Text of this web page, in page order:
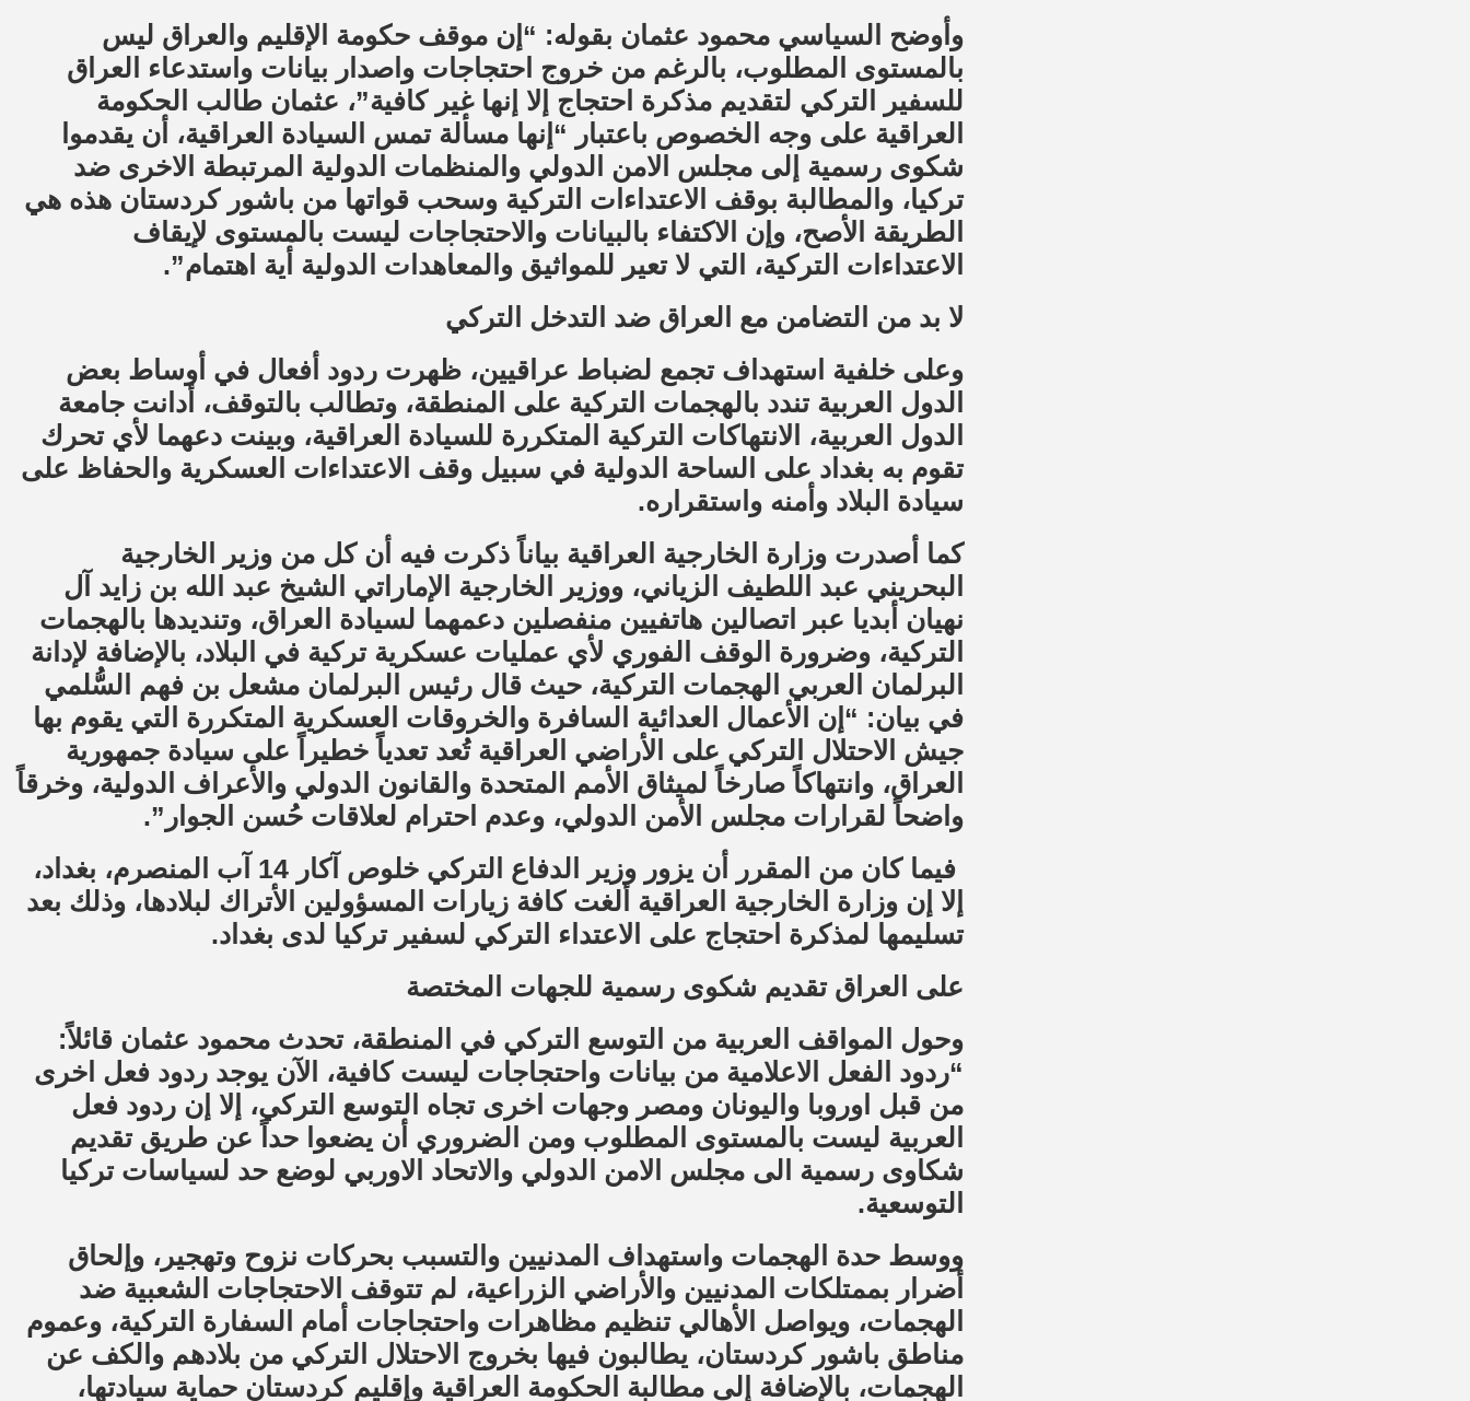
وأوضح السياسي محمود عثمان بقوله: “إن موقف حكومة الإقليم والعراق ليس
بالمستوى المطلوب، بالرغم من خروج احتجاجات واصدار بيانات واستدعاء العراق
للسفير التركي لتقديم مذكرة احتجاج إلا إنها غير كافية”، عثمان طالب الحكومة
العراقية على وجه الخصوص باعتبار “إنها مسألة تمس السيادة العراقية، أن يقدموا
شكوى رسمية إلى مجلس الامن الدولي والمنظمات الدولية المرتبطة الاخرى ضد
تركيا، والمطالبة بوقف الاعتداءات التركية وسحب قواتها من باشور كردستان هذه هي
الطريقة الأصح، وإن الاكتفاء بالبيانات والاحتجاجات ليست بالمستوى لإيقاف
الاعتداءات التركية، التي لا تعير للمواثيق والمعاهدات الدولية أية اهتمام”.
لا بد من التضامن مع العراق ضد التدخل التركي
وعلى خلفية استهداف تجمع لضباط عراقيين، ظهرت ردود أفعال في أوساط بعض
الدول العربية تندد بالهجمات التركية على المنطقة، وتطالب بالتوقف، أدانت جامعة
الدول العربية، الانتهاكات التركية المتكررة للسيادة العراقية، وبينت دعهما لأي تحرك
تقوم به بغداد على الساحة الدولية في سبيل وقف الاعتداءات العسكرية والحفاظ على
سيادة البلاد وأمنه واستقراره.
كما أصدرت وزارة الخارجية العراقية بياناً ذكرت فيه أن كل من وزير الخارجية
البحريني عبد اللطيف الزياني، ووزير الخارجية الإماراتي الشيخ عبد الله بن زايد آل
نهيان أبديا عبر اتصالين هاتفيين منفصلين دعمهما لسيادة العراق، وتنديدها بالهجمات
التركية، وضرورة الوقف الفوري لأي عمليات عسكرية تركية في البلاد، بالإضافة لإدانة
البرلمان العربي الهجمات التركية، حيث قال رئيس البرلمان مشعل بن فهم السُّلمي
في بيان: “إن الأعمال العدائية السافرة والخروقات العسكرية المتكررة التي يقوم بها
جيش الاحتلال التركي على الأراضي العراقية تُعد تعدياً خطيراً على سيادة جمهورية
العراق، وانتهاكاً صارخاً لميثاق الأمم المتحدة والقانون الدولي والأعراف الدولية، وخرقاً
واضحاً لقرارات مجلس الأمن الدولي، وعدم احترام لعلاقات حُسن الجوار”.
فيما كان من المقرر أن يزور وزير الدفاع التركي خلوص آكار 14 آب المنصرم، بغداد،
إلا إن وزارة الخارجية العراقية ألغت كافة زيارات المسؤولين الأتراك لبلادها، وذلك بعد
تسليمها لمذكرة احتجاج على الاعتداء التركي لسفير تركيا لدى بغداد.
على العراق تقديم شكوى رسمية للجهات المختصة
وحول المواقف العربية من التوسع التركي في المنطقة، تحدث محمود عثمان قائلاً:
“ردود الفعل الاعلامية من بيانات واحتجاجات ليست كافية، الآن يوجد ردود فعل اخرى
من قبل اوروبا واليونان ومصر وجهات اخرى تجاه التوسع التركي، إلا إن ردود فعل
العربية ليست بالمستوى المطلوب ومن الضروري أن يضعوا حداً عن طريق تقديم
شكاوى رسمية الى مجلس الامن الدولي والاتحاد الاوربي لوضع حد لسياسات تركيا
التوسعية.
ووسط حدة الهجمات واستهداف المدنيين والتسبب بحركات نزوح وتهجير، وإلحاق
أضرار بممتلكات المدنيين والأراضي الزراعية، لم تتوقف الاحتجاجات الشعبية ضد
الهجمات، ويواصل الأهالي تنظيم مظاهرات واحتجاجات أمام السفارة التركية، وعموم
مناطق باشور كردستان، يطالبون فيها بخروج الاحتلال التركي من بلادهم والكف عن
الهجمات، بالإضافة إلى مطالبة الحكومة العراقية وإقليم كردستان حماية سيادتها،